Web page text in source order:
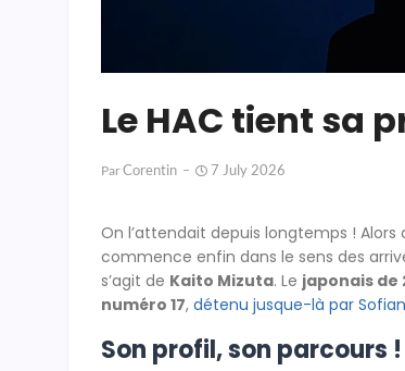
Le HAC tient sa
ParCorentin 7 July 2026
On l’attendait depuis longtemps !
commence enfin dans le sens des
s’agit de Kaito Mizuta. Le japonais de
numéro 17, détenu jusque-là par
Son profil, son parcours !